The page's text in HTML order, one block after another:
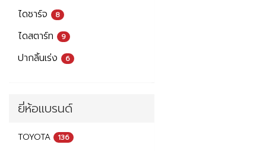
ไดชาร์จ 8
ไดสตาร์ท 9
ปากลิ้นเร่ง 6
ยี่ห้อแบรนด์
TOYOTA 136